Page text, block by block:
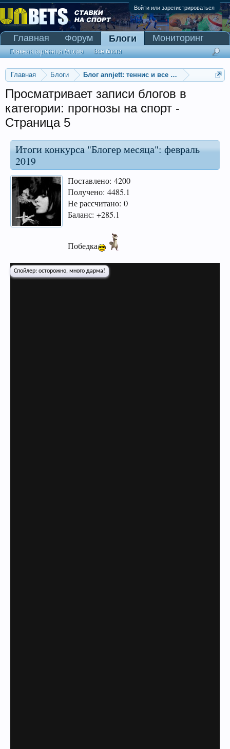
Войти или зарегистрироваться
Главная Блоги Блог annjett: теннис и все такое прочее
Просматривает записи блогов в
категории: прогнозы на спорт -
Страница 5
Итоги конкурса "Блогер месяца": февраль
2019
Поставлено: 4200
Получено: 4485.1
Не рассчитано: 0
Баланс: +285.1
Победка
Спойлер: осторожно, много дарма!
Главная Форум Блоги
Главная страница блогов Все блоги
Мониторинг
Сканер Pinnacle